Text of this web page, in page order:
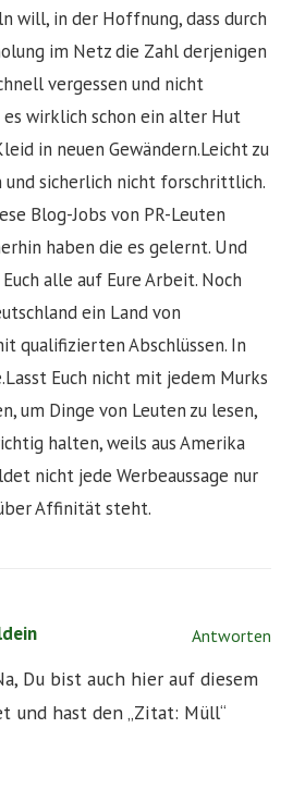
will, in der Hoffnung, dass durch
im Netz die Zahl derjenigen
vergessen und nicht
es wirklich schon ein alter Hut
in neuen Gewändern.Leicht zu
und sicherlich nicht forschrittlich.
Blog-Jobs von PR-Leuten
haben die es gelernt. Und
alle auf Eure Arbeit. Noch
ein Land von
qualifizierten Abschlüssen. In
Euch nicht mit jedem Murks
um Dinge von Leuten zu lesen,
halten, weils aus Amerika
nicht jede Werbeaussage nur
Affinität steht.
Antworten
Du bist auch hier auf diesem
und hast den „Zitat: Müll“